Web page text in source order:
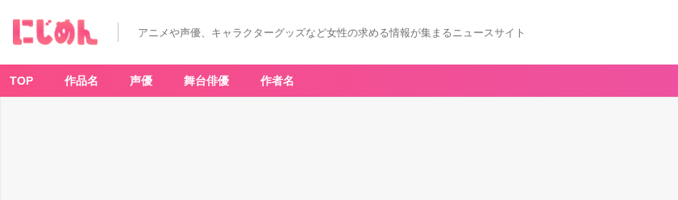
アニメや声優、キャラクターグッズなど女性の求める情報が集まるニュースサイト
TOP 作品名 声優 舞台俳優 作者名